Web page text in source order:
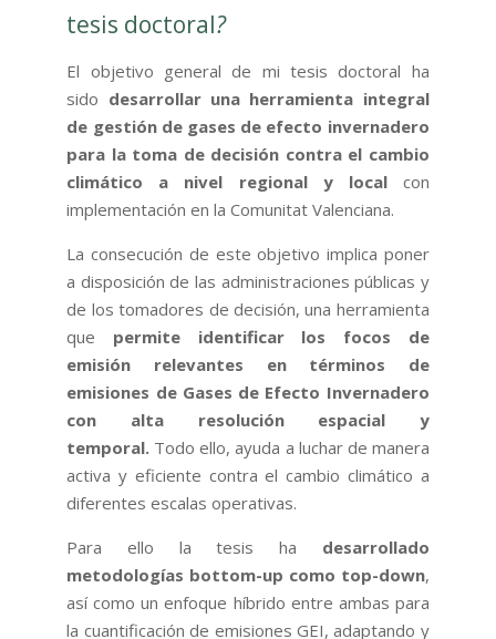
tesis doctoral?
El objetivo general de mi tesis doctoral ha
sido desarrollar una herramienta integral
de gestión de gases de efecto invernadero
para la toma de decisión contra el cambio
climático a nivel regional y localcon
implementación en la Comunitat Valenciana.
La consecución de este objetivo implica poner
a disposición de las administraciones públicas y
de los tomadores de decisión, una herramienta
que permite identificar los focos de
emisión relevantes en términos de
emisiones de Gases de Efecto Invernadero
con alta resolución espacial y
temporal. Todo ello, ayuda a luchar de manera
activa y eficiente contra el cambio climático a
diferentes escalas operativas.
Para ello la tesis ha desarrollado
metodologías bottom-up como top-down,
así como un enfoque híbrido entre ambas para
la cuantificación de emisiones GEI, adaptando y